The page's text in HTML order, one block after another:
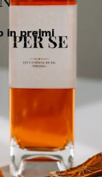
in prejmi